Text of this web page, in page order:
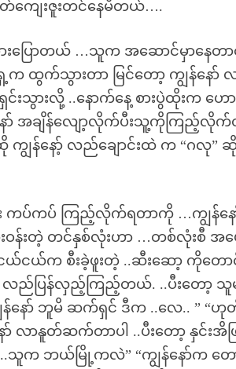
ကျေးဇူးတင်နေမိတယ်….
ပြောတယ် …သူက အဆောင်မှာနေတာလ
ထွက်သွားတာ မြင်တော့ ကျွန်နေ
ားလို့ ..နောက်နေ့ စားပွဲထိုးက ဟ
နော် အချိန်လျော့လိုက်ပီးသူ့ကိုကြည့်လို
ျွန်နော့် လည်ချောင်းထဲ က “ဂလု
း ကပ်ကပ် ကြည့်လိုက်ရတာကို …ကျွန်န
န်းတဲ့ တင်နှစ်လုံးဟာ …တစ်လုံးစီ
ယ်ငယ်က စီးခဲ့ဖူးတဲ့ ..ဆီးဆော့ ကိုတ
က လည်ပြန်လှည့်ကြည့်တယ်. ..ပီးတေ
နော် ဘူမိ ဆက်ရှင် ဒီက ..လေ.. ” “
လာနူတ်ဆက်တာပါ ..ပီးတော့ နှင်းအိဖ
ဘယ်မြို့ကလဲ” “ကျွန်နော်က တေ